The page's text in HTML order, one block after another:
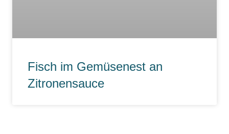
Fisch im Gemüsenest an
Zitronensauce